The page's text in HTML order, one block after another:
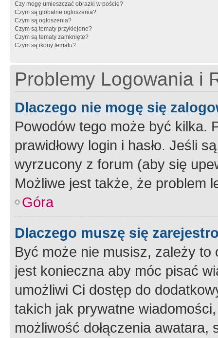
Czy mogę umieszczać obrazki w poście?
Czym są globalne ogłoszenia?
Czym są ogłoszenia?
Czym są tematy przyklejone?
Czym są tematy zamknięte?
Czym są ikony tematu?
Problemy Logowania i
Dlaczego nie mogę się
Powodów tego może być kilka.
prawidłowy login i hasło. Jeśli
wyrzucony z forum (aby się
Możliwe jest także, że problem
Góra
Dlaczego muszę się
Być może nie musisz, zależy
jest konieczna aby móc pisać
umożliwi Ci dostęp do
takich jak prywatne
możliwość dołączenia